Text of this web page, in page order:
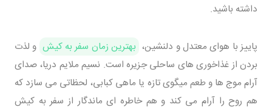
داشته باشید.
پاییز با هوای معتدل و دلنشین، بهترین زمان سفر به کیش و لذت
بردن از غذاخوری های ساحلی جزیره است. نسیم ملایم دریا، صدای
آرام موج ها و طعم میگوی تازه یا ماهی کبابی، لحظاتی می سازد که
هم روح را آرام می کند و هم خاطره ای ماندگار از سفر به کیش